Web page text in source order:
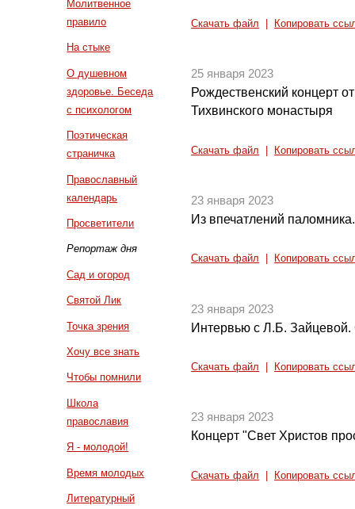
Молитвенное
правило
На стыке
О душевном
здоровье. Беседа
с психологом
Поэтическая
страничка
Православный
календарь
Просветители
Репортаж дня
Сад и огород
Святой Лик
Точка зрения
Хочу все знать
Чтобы помнили
Школа
православия
Я - молодой!
Время молодых
Литературный
Скачать файл Копировать
25 января 2023
Рождественский концерт
Тихвинского монастыря
Скачать файл Копировать
23 января 2023
Из впечатлений
Скачать файл Копировать
23 января 2023
Интервью с Л.Б.
Скачать файл Копировать
23 января 2023
Концерт "Свет Христов
Скачать файл Копировать